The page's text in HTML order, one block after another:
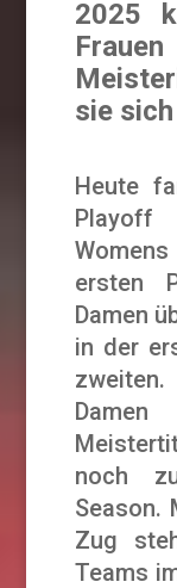
2025
sie
Heute
Playoff
ersten
Damen
in der
noch
Season.
Zug
Teams